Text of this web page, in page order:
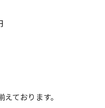
ております。